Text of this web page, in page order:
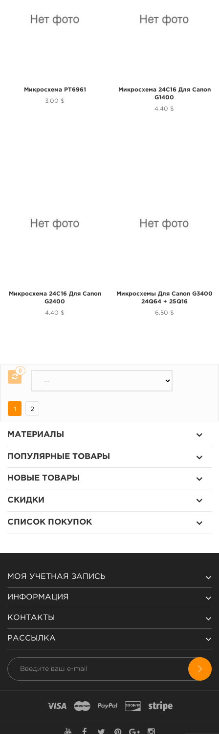
Микросхема PT6961
3.00 $
Микросхема 24C16 Для Canon
G1400
4.40 $
Микросхема 24C16 Для Canon
G2400
4.40 $
Микросхемы Для Canon G3400
24Q64 + 25Q16
6.50 $
0
1 2
МАТЕРИАЛЫ
ПОПУЛЯРНЫЕ ТОВАРЫ
НОВЫЕ ТОВАРЫ
СКИДКИ
СПИСОК ПОКУПОК
МОЯ УЧЕТНАЯ ЗАПИСЬ
ИНФОРМАЦИЯ
КОНТАКТЫ
РАССЫЛКА